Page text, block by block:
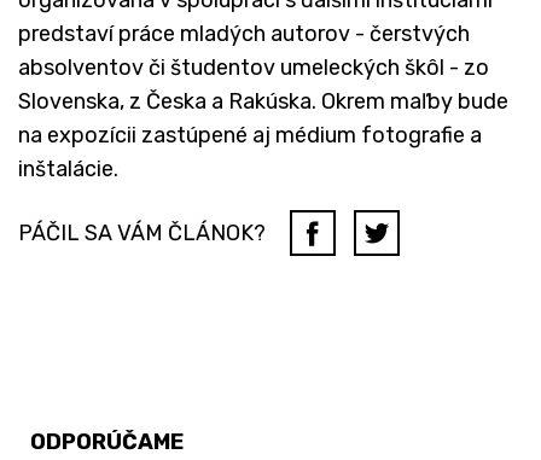
predstaví práce mladých autorov - čerstvých
absolventov či študentov umeleckých škôl - zo
Slovenska, z Česka a Rakúska. Okrem maľby bude
na expozícii zastúpené aj médium fotografie a
inštalácie.
PÁČIL SA VÁM ČLÁNOK?
ODPORÚČAME